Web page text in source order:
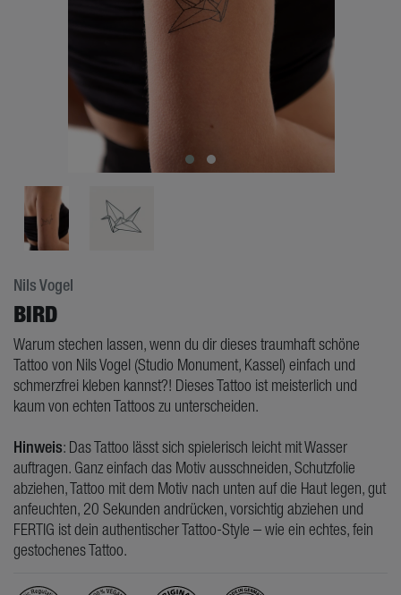
Nils Vogel
BIRD
Warum stechen lassen, wenn du dir dieses traumhaft schöne
Tattoo von Nils Vogel (Studio Monument, Kassel) einfach und
schmerzfrei kleben kannst?! Dieses Tattoo ist meisterlich und
kaum von echten Tattoos zu unterscheiden.
Hinweis: Das Tattoo lässt sich spielerisch leicht mit Wasser
auftragen. Ganz einfach das Motiv ausschneiden, Schutzfolie
abziehen, Tattoo mit dem Motiv nach unten auf die Haut legen, gut
anfeuchten, 20 Sekunden andrücken, vorsichtig abziehen und
FERTIG ist dein authentischer Tattoo-Style – wie ein echtes, fein
gestochenes Tattoo.